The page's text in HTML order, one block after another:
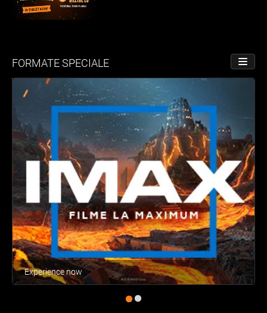
FORMATE SPECIALE
Experience now